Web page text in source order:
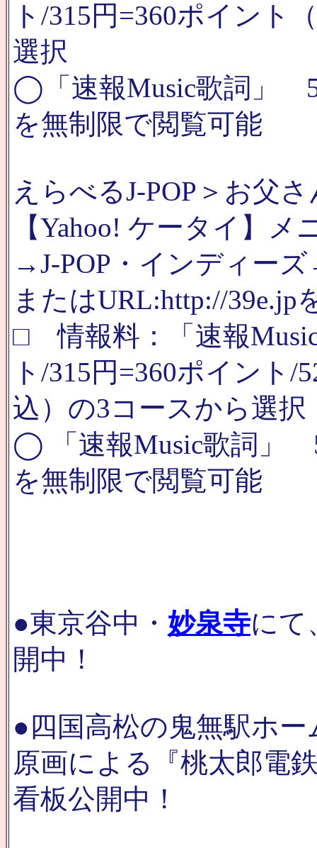
ト/315円=360ポイント
選択
◯「速報Music歌詞」
を無制限で閲覧可能
えらべるJ-POP＞お父
【Yahoo! ケータイ】
→J-POP・インディー
またはURL:http://39e.jp
□ 情報料：「速報
ト/315円=360ポイント/
込）の3コースから選択
◯ 「速報Music歌詞」
を無制限で閲覧可能
●東京谷中・ 妙泉寺にて
開中！
●四国高松の鬼無駅ホ
原画による『桃太郎電
看板公開中！